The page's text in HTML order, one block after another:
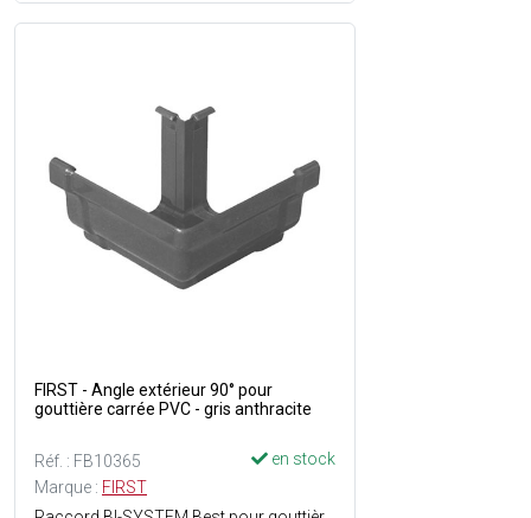
FIRST - Angle extérieur 90° pour
gouttière carrée PVC - gris anthracite
Réf. : FB10365
en stock
Marque : FIRST